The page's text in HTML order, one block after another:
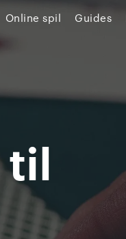
Online spil Guides